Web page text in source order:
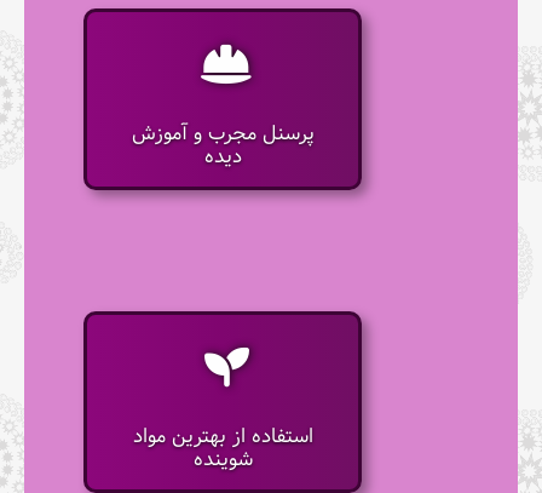
پرسنل مجرب و آموزش
دیده
استفاده از بهترین مواد
شوینده